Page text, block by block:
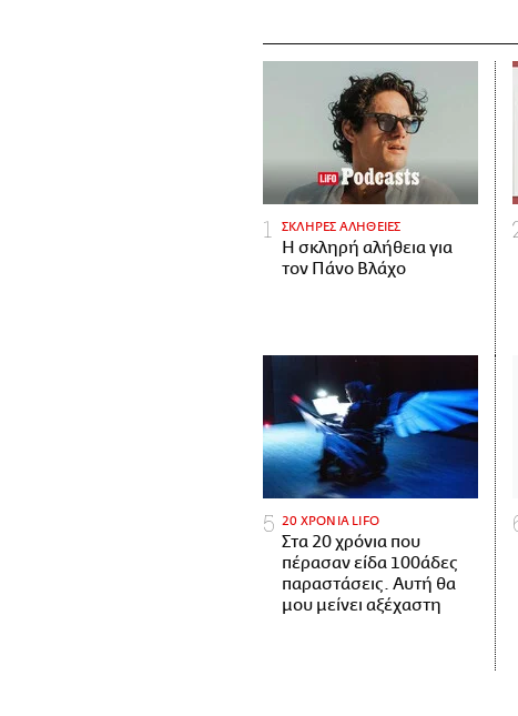
ΣΚΛΗΡΕΣ ΑΛΗΘΕΙΕΣ
H σκληρή αλήθεια για
τον Πάνο Βλάχο
20 ΧΡΟΝΙΑ LIFO
Στα 20 χρόνια που
πέρασαν είδα 100άδες
παραστάσεις. Αυτή θα
μου μείνει αξέχαστη